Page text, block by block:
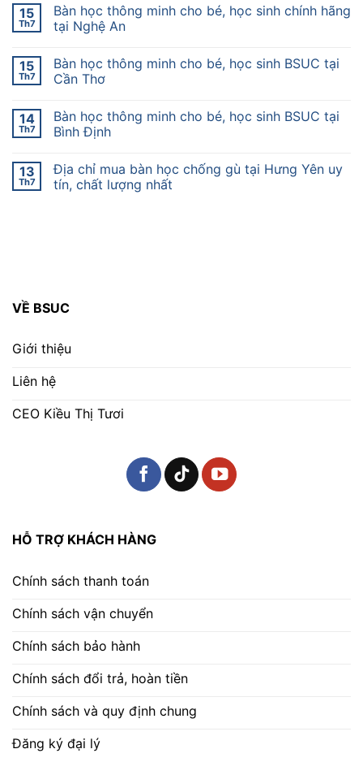
15
Th7
Bàn học thông minh cho bé, học sinh chính hãng
tại Nghệ An
15
Th7
Bàn học thông minh cho bé, học sinh BSUC tại
Cần Thơ
14
Th7
Bàn học thông minh cho bé, học sinh BSUC tại
Bình Định
13
Th7
Địa chỉ mua bàn học chống gù tại Hưng Yên uy
tín, chất lượng nhất
VỀ BSUC
Giới thiệu
Liên hệ
CEO Kiều Thị Tươi
HỖ TRỢ KHÁCH HÀNG
Chính sách thanh toán
Chính sách vận chuyển
Chính sách bảo hành
Chính sách đổi trả, hoàn tiền
Chính sách và quy định chung
Đăng ký đại lý